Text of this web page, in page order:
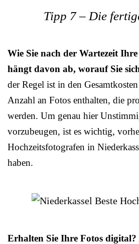
Tipp 7 – Die
Wie Sie nach der Wartezeit
hängt davon ab, worauf Sie
der Regel ist in den
Anzahl an Fotos enthalten, die
werden. Um genau hier
vorzubeugen, ist es wichtig,
Hochzeitsfotografen in
haben.
Erhalten Sie Ihre Fotos digital?